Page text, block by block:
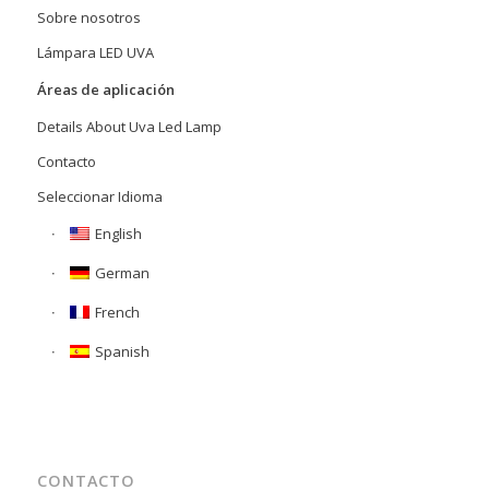
Sobre nosotros
Lámpara LED UVA
Áreas de aplicación
Details About Uva Led Lamp
Contacto
Seleccionar Idioma
English
German
French
Spanish
CONTACTO